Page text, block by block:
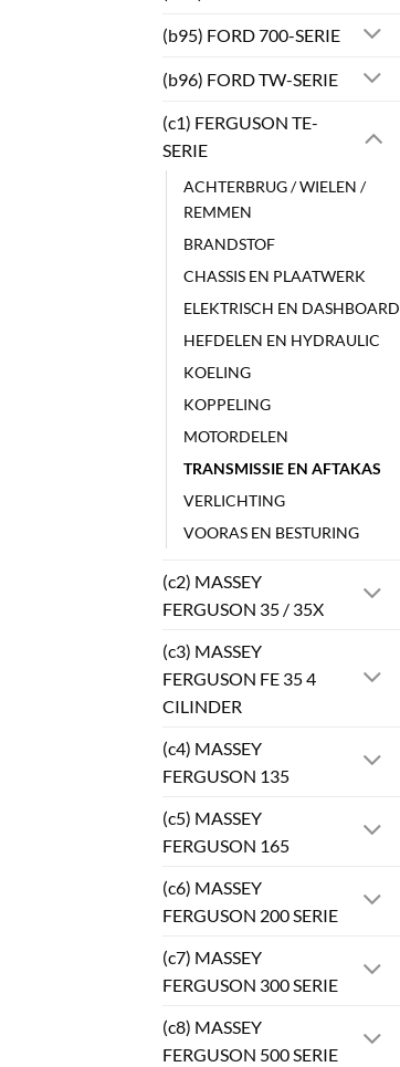
(b95) FORD 700-SERIE
(b96) FORD TW-SERIE
(c1) FERGUSON TE-
SERIE
ACHTERBRUG / WIELEN /
REMMEN
BRANDSTOF
CHASSIS EN PLAATWERK
ELEKTRISCH EN DASHBOARD
HEFDELEN EN HYDRAULIC
KOELING
KOPPELING
MOTORDELEN
TRANSMISSIE EN AFTAKAS
VERLICHTING
VOORAS EN BESTURING
(c2) MASSEY
FERGUSON 35 / 35X
(c3) MASSEY
FERGUSON FE 35 4
CILINDER
(c4) MASSEY
FERGUSON 135
(c5) MASSEY
FERGUSON 165
(c6) MASSEY
FERGUSON 200 SERIE
(c7) MASSEY
FERGUSON 300 SERIE
(c8) MASSEY
FERGUSON 500 SERIE